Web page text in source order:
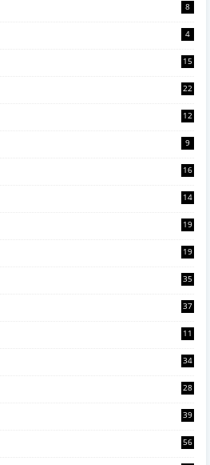
8
4
15
22
12
9
16
14
19
19
35
37
11
34
28
39
56